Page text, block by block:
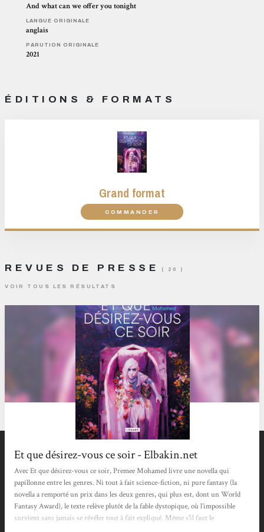
And what can we offer you tonight
LANGUE ORIGINALE
anglais
PARUTION ORIGINALE
2021
ÉDITIONS & FORMATS
Grand format
COMMANDER
REVUES DE PRESSE ( 20 )
VOIR TOUS LES RÉSULTATS
Et que désirez-vous ce soir - Elbakin.net
Avec Et que désirez-vous ce soir, Premee Mohamed livre une novella qui
papillonne entre les genres. Ni tout à fait science-fiction, ni pure fantasy (la
novella a remporté un prix dans les deux genres, qui plus est, dont un World
Fantasy Award), le texte relève plutôt de la fable dystopique, où l’impossible
survient sans jamais se révéler tout à fait expliqué. Même s'il faut le